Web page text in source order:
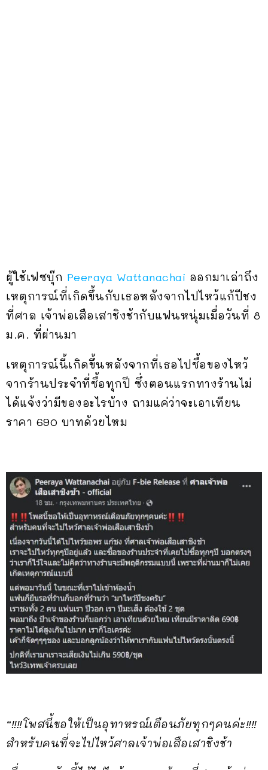
ผู้ใช้เฟซบุ๊ก Peeraya Wattanachai ออกมาเล่าถึง
เหตุการณ์ที่เกิดขึ้นกับเธอหลังจากไปไหว้แก้ปีชง
ที่ศาล เจ้าพ่อเสือเสาชิงช้ากับแฟนหนุ่มเมื่อวันที่ 8
ม.ค. ที่ผ่านมา
เหตุการณ์นี้เกิดขึ้นหลังจากที่เธอไปซื้อของไหว้
จากร้านประจำที่ซื้อทุกปี ซึ่งตอนแรกทางร้านไม่
ได้แจ้งว่ามีของอะไรบ้าง ถามแค่ว่าจะเอาเทียน
ราคา 690 บาทด้วยไหม
“‼️‼️โพสนี้ขอให้เป็นอุทาหรณ์เตือนภัยทุกๆคนค่ะ‼️‼️
สำหรับคนที่จะไปไหว้ศาลเจ้าพ่อเสือเสาชิงช้า